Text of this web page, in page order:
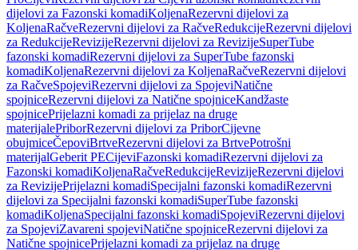
dijelovi za Fazonski komadiKoljenaRezervni dijelovi za
KoljenaRačveRezervni dijelovi za RačveRedukcijeRezervni dijelovi
za RedukcijeRevizijeRezervni dijelovi za RevizijeSuperTube
fazonski komadiRezervni dijelovi za SuperTube fazonski
komadiKoljenaRezervni dijelovi za KoljenaRačveRezervni dijelovi
za RačveSpojeviRezervni dijelovi za SpojeviNatične
spojniceRezervni dijelovi za Natične spojniceKandžaste
spojnicePrijelazni komadi za prijelaz na druge
materijalePriborRezervni dijelovi za PriborCijevne
obujmiceČepoviBrtveRezervni dijelovi za BrtvePotrošni
materijalGeberit PECijeviFazonski komadiRezervni dijelovi za
Fazonski komadiKoljenaRačveRedukcijeRevizijeRezervni dijelovi
za RevizijePrijelazni komadiSpecijalni fazonski komadiRezervni
dijelovi za Specijalni fazonski komadiSuperTube fazonski
komadiKoljenaSpecijalni fazonski komadiSpojeviRezervni dijelovi
za SpojeviZavareni spojeviNatične spojniceRezervni dijelovi za
Natične spojnicePrijelazni komadi za prijelaz na druge